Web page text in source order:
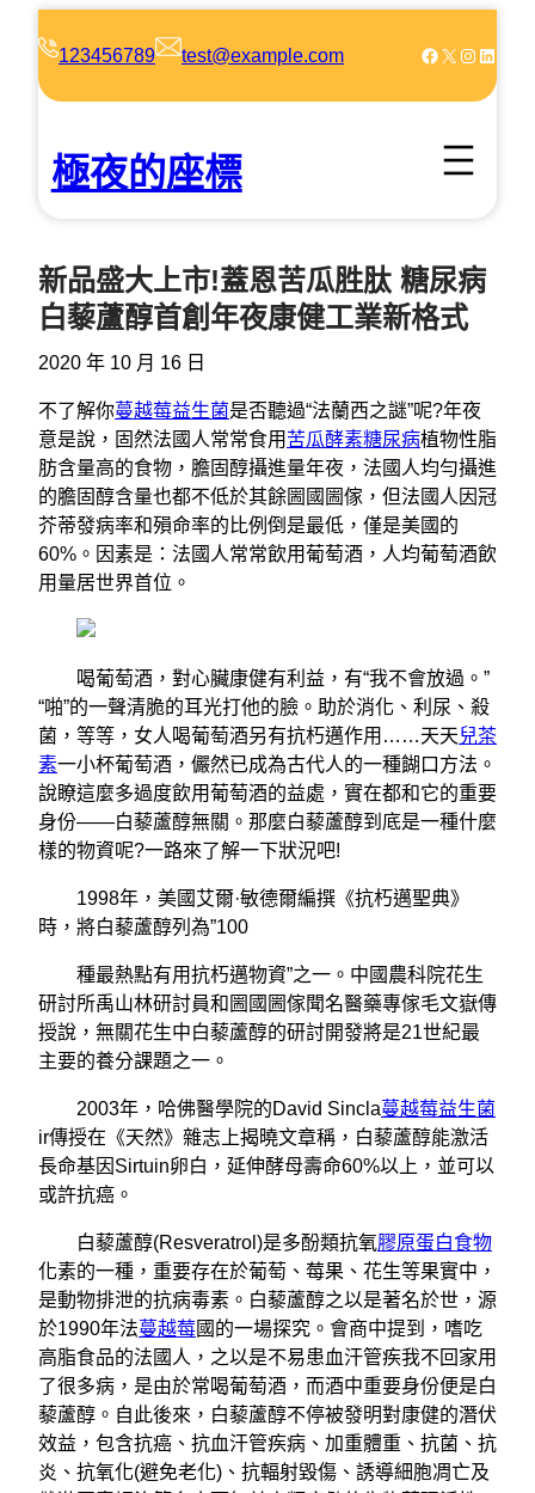
123456789 test@example.com Facebook X Instagram LinkedIn
極夜的座標
新品盛大上市!蓋恩苦瓜胜肽 糖尿病
白藜蘆醇首創年夜康健工業新格式
2020 年 10 月 16 日
不了解你蔓越莓益生菌是否聽過“法蘭西之謎”呢?年夜
意是說，固然法國人常常食用 苦瓜酵素糖尿病植物性脂
肪含量高的食物，膽固醇攝進量年夜，法國人均勻攝進
的膽固醇含量也都不低於其餘圌國圌傢，但法國人因冠
芥蒂發病率和殞命率的比例倒是最低，僅是美國的
60%。因素是：法國人常常飲用葡萄酒，人均葡萄酒飲
用量居世界首位。
喝葡萄酒，對心臟康健有利益，有“我不會放過。”
“啪”的一聲清脆的耳光打他的臉。助於消化、利尿、殺
菌，等等，女人喝葡萄酒另有抗朽邁作用……天天兒茶
素一小杯葡萄酒，儼然已成為古代人的一種餬口方法。
說瞭這麼多過度飲用葡萄酒的益處，實在都和它的重要
身份——白藜蘆醇無關。那麼白藜蘆醇到底是一種什麼
樣的物資呢?一路來了解一下狀況吧!
1998年，美國艾爾·敏德爾編撰《抗朽邁聖典》
時，將白藜蘆醇列為”100
種最熱點有用抗朽邁物資”之一。中國農科院花生
研討所禹山林研討員和圌國圌傢聞名醫藥專傢毛文嶽傳
授說，無關花生中白藜蘆醇的研討開發將是21世紀最
主要的養分課題之一。
2003年，哈佛醫學院的David Sincla蔓越莓益生菌
ir傳授在《天然》雜志上揭曉文章稱，白藜蘆醇能激活
長命基因Sirtuin卵白，延伸酵母壽命60%以上，並可以
或許抗癌。
白藜蘆醇(Resveratrol)是多酚類抗氧膠原蛋白食物
化素的一種，重要存在於葡萄、莓果、花生等果實中，
是動物排泄的抗病毒素。白藜蘆醇之以是著名於世，源
於1990年法蔓越莓國的一場探究。會商中提到，嗜吃
高脂食品的法國人，之以是不易患血汗管疾我不回家用
了很多病，是由於常喝葡萄酒，而酒中重要身份便是白
藜蘆醇。自此後來，白藜蘆醇不停被發明對康健的潛伏
效益，包含抗癌、抗血汗管疾病、加重體重、抗菌、抗
炎、抗氧化(避免老化)、抗輻射毀傷、誘導細胞凋亡及